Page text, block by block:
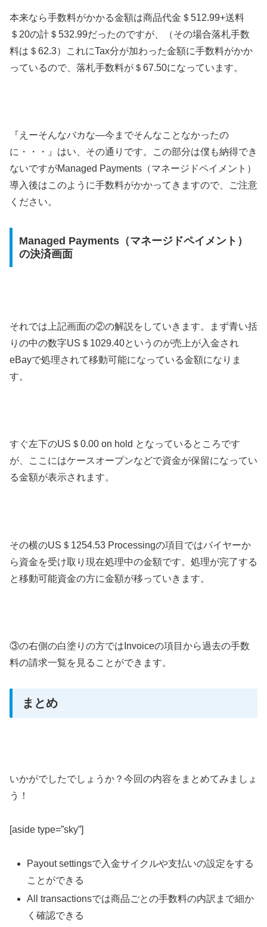
本来なら手数料がかかる金額は商品代金＄512.99+送料
＄20の計＄532.99だったのですが、（その場合落札手数
料は＄62.3）これにTax分が加わった金額に手数料がかか
っているので、落札手数料が＄67.50になっています。
『えーそんなバカな―今までそんなことなかったの
に・・・』はい、その通りです。この部分は僕も納得でき
ないですがManaged Payments（マネージドペイメント）
導入後はこのように手数料がかかってきますので、ご注意
ください。
Managed Payments（マネージドペイメント）
の決済画面
それでは上記画面の②の解説をしていきます。まず青い括
りの中の数字US＄1029.40というのが売上が入金され
eBayで処理されて移動可能になっている金額になりま
す。
すぐ左下のUS＄0.00 on hold となっているところです
が、ここにはケースオープンなどで資金が保留になってい
る金額が表示されます。
その横のUS＄1254.53 Processingの項目ではバイヤーか
ら資金を受け取り現在処理中の金額です。処理が完了する
と移動可能資金の方に金額が移っていきます。
③の右側の白塗りの方ではInvoiceの項目から過去の手数
料の請求一覧を見ることができます。
まとめ
いかがでしたでしょうか？今回の内容をまとめてみましょ
う！
[aside type=”sky”]
Payout settingsで入金サイクルや支払いの設定をする
ことができる
All transactionsでは商品ごとの手数料の内訳まで細か
く確認できる